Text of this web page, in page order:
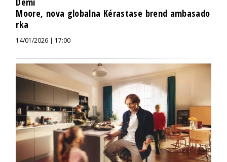
Moore, nova globalna Kérastase brend ambasado
rka
14/01/2026 | 17:00